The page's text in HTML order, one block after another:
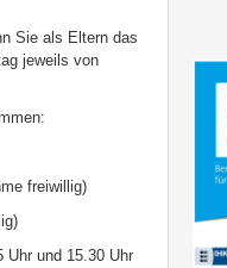
Sie als Eltern das
jeweils von
freiwillig)
und 15.30 Uhr